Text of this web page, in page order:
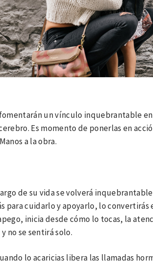
un vínculo inquebrantable
Es momento de ponerlas en
a la obra.
de su vida se volverá
para cuidarlo y apoyarlo, lo convertirás
inicia desde cómo lo tocas, la
no se sentirá solo.
lo acaricias libera las llamadas